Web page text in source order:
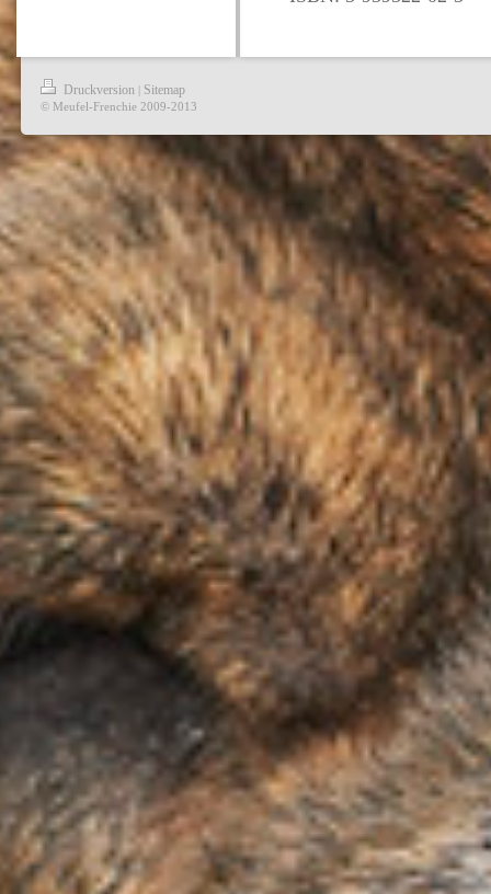
Druckversion | Sitemap
© Meufel-Frenchie 2009-2013